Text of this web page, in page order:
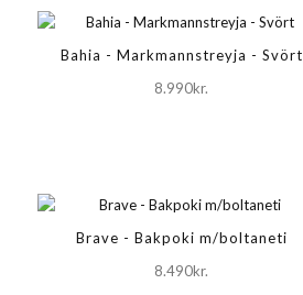
Bahia - Markmannstreyja - Svört
8.990kr.
Brave - Bakpoki m/boltaneti
8.490kr.